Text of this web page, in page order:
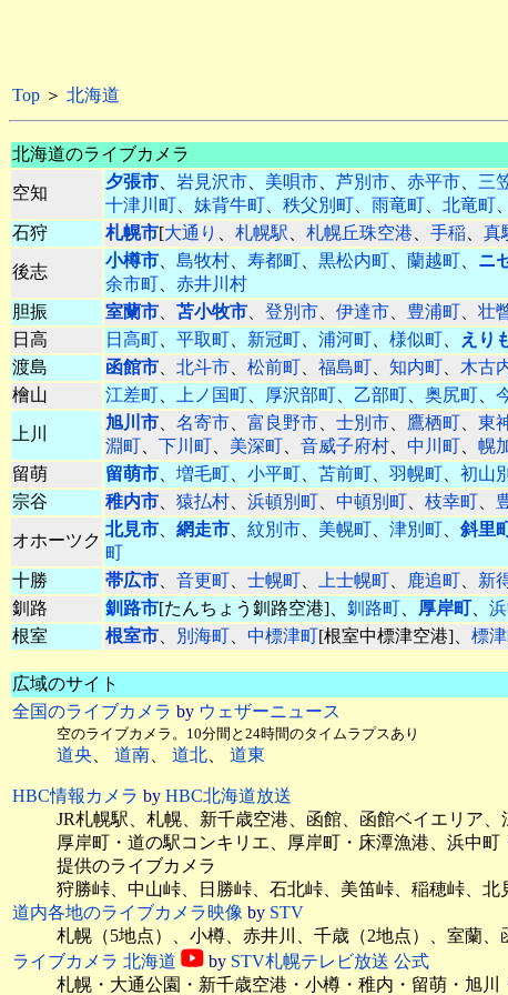
Top ＞ 北海道
北海道のライブカメラ
空知
夕張市、 岩見沢市、 美唄市、 芦別市、 赤平市、 三
十津川町、 妹背牛町、 秩父別町、 雨竜町、 北竜町、
石狩
札幌市[大通り 、 札幌駅、 札幌丘珠空港、 手稲、 真
後志
小樽市、 島牧村、 寿都町、 黒松内町、 蘭越町、 ニ
余市町、 赤井川村
胆振
室蘭市、 苫小牧市、 登別市、 伊達市、 豊浦町、 壮
日高
日高町、 平取町、 新冠町、 浦河町、 様似町、 えり
渡島
函館市、 北斗市、 松前町、 福島町、 知内町、 木古
檜山
江差町、 上ノ国町、 厚沢部町、 乙部町、 奥尻町、
上川
旭川市、 名寄市、 富良野市、 士別市、 鷹栖町、 東
淵町、 下川町、 美深町、 音威子府村、 中川町、 幌
留萌
留萌市、 増毛町、 小平町、 苫前町、 羽幌町、 初山
宗谷
稚内市、 猿払村、 浜頓別町、 中頓別町、 枝幸町、
オホーツク
北見市、 網走市、 紋別市、 美幌町、 津別町、 斜里
町
十勝
帯広市、 音更町、 士幌町、 上士幌町、 鹿追町、 新
釧路
釧路市[たんちょう釧路空港]、 釧路町、 厚岸町、
根室
根室市、 別海町、 中標津町[根室中標津空港]、 標
広域のサイト
全国のライブカメラ by ウェザーニュース
空のライブカメラ。10分間と24時間のタイムラプスあり
道央、 道南、 道北、 道東
HBC情報カメラ by HBC北海道放送
JR札幌駅、札幌、新千歳空港、函館、函館ベイエリア
厚岸町・道の駅コンキリエ、厚岸町・床潭漁港、浜中
提供のライブカメラ
狩勝峠、中山峠、日勝峠、石北峠、美笛峠、稲穂峠、
道内各地のライブカメラ映像 by STV
札幌（5地点）、小樽、赤井川、千歳（2地点）、室蘭
ライブカメラ 北海道
by STV札幌テレビ放送 公式
札幌・大通公園・新千歳空港・小樽・稚内・留萌・旭